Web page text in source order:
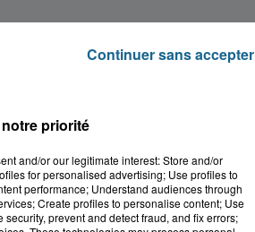
priorité
and/or our legitimate interest: Store and/or
for personalised advertising; Use profiles to
performance; Understand audiences through
Create profiles to personalise content; Use
prevent and detect fraud, and fix errors;
Continuer sans accepter